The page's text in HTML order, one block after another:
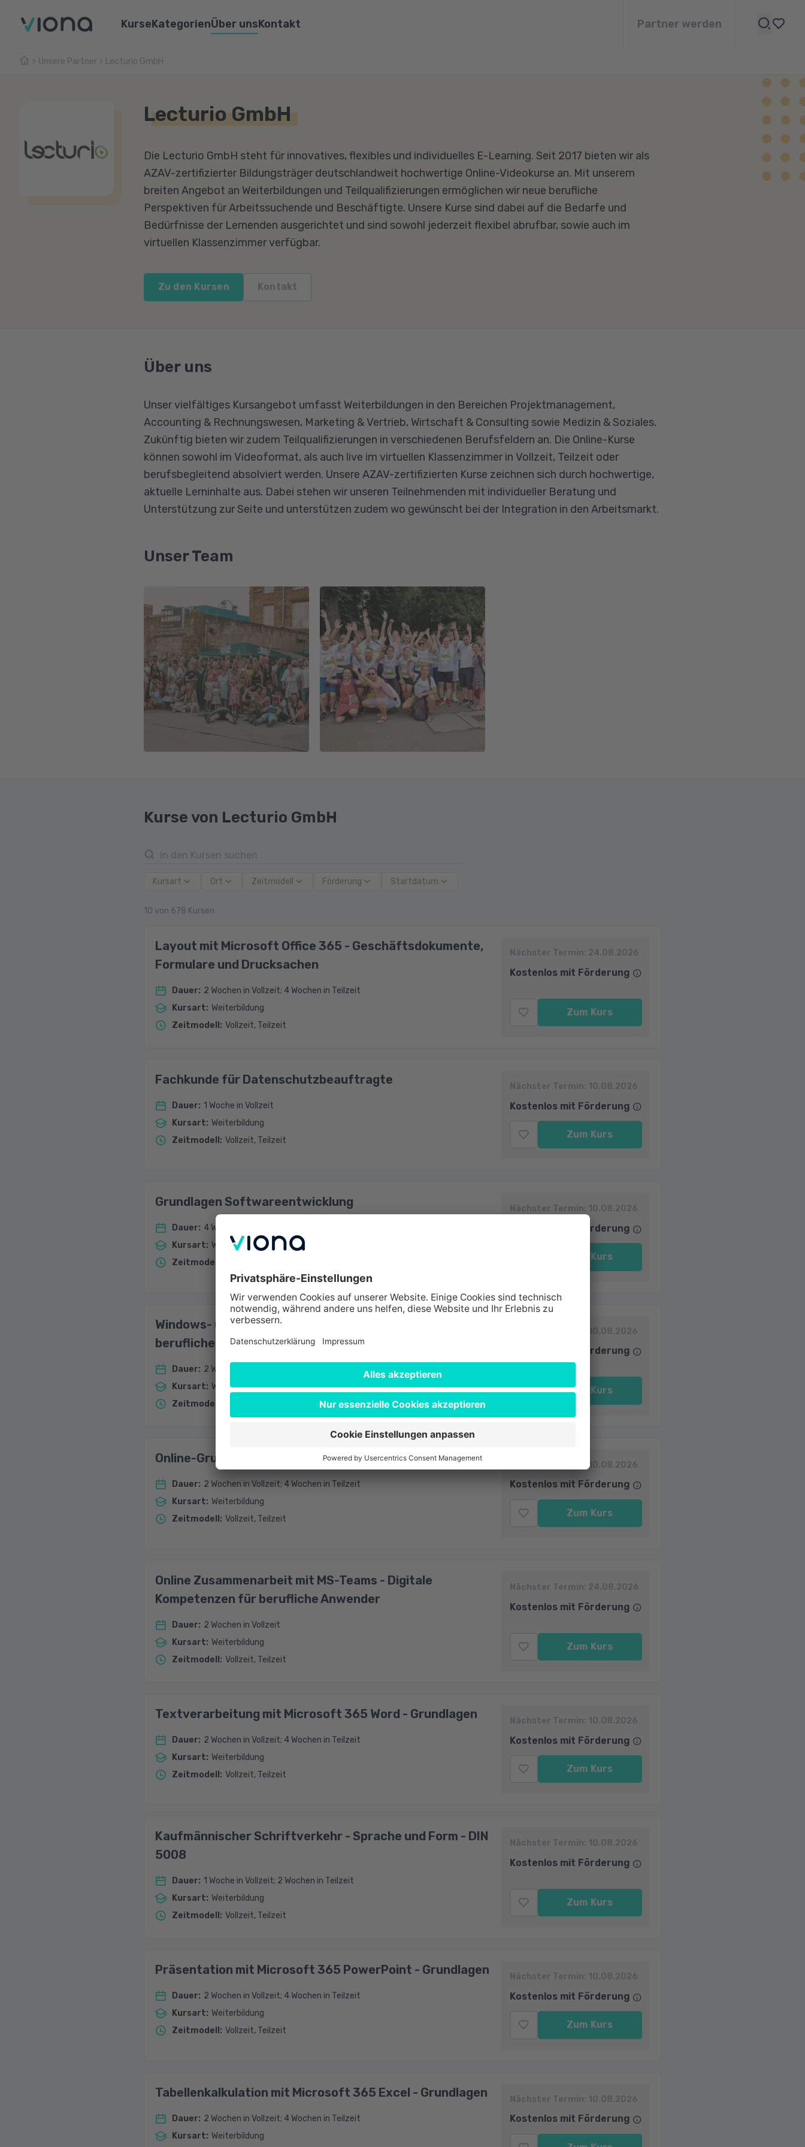
Kurse
Umschulungen
Alle Kurse
Kategorien
Marketing & Vertrieb
Sprachen Alle Kategorien
Über uns
Lernen mit Viona
Kontakt Partner werden
Unsere Partner Lecturio GmbH
Lecturio GmbH
Die Lecturio GmbH steht für innovatives, flexibles und individuelles E-Learning. Seit 2017 bieten wir als
AZAV-zertifizierter Bildungsträger deutschlandweit hochwertige Online-Videokurse an. Mit unserem
breiten Angebot an Weiterbildungen und Teilqualifizierungen ermöglichen wir neue berufliche
Perspektiven für Arbeitssuchende und Beschäftigte. Unsere Kurse sind dabei auf die Bedarfe und
Bedürfnisse der Lernenden ausgerichtet und sind sowohl jederzeit flexibel abrufbar, sowie auch im
virtuellen Klassenzimmer verfügbar.
Zu den Kursen Kontakt
Über uns
Unser vielfältiges Kursangebot umfasst Weiterbildungen in den Bereichen Projektmanagement,
Accounting & Rechnungswesen, Marketing & Vertrieb, Wirtschaft & Consulting sowie Medizin & Soziales.
Zukünftig bieten wir zudem Teilqualifizierungen in verschiedenen Berufsfeldern an. Die Online-Kurse
können sowohl im Videoformat, als auch live im virtuellen Klassenzimmer in Vollzeit, Teilzeit oder
berufsbegleitend absolviert werden. Unsere AZAV-zertifizierten Kurse zeichnen sich durch hochwertige,
aktuelle Lerninhalte aus. Dabei stehen wir unseren Teilnehmenden mit individueller Beratung und
Unterstützung zur Seite und unterstützen zudem wo gewünscht bei der Integration in den Arbeitsmarkt.
Unser Team
Kurse von Lecturio GmbH
Kursart Ort Zeitmodell Förderung Startdatum
10 von 678 Kursen
Layout mit Microsoft Office 365 - Geschäftsdokumente,
Formulare und Drucksachen
Dauer: 2 Wochen in Vollzeit; 4 Wochen in Teilzeit
Kursart: Weiterbildung
Zeitmodell : Vollzeit, Teilzeit
Nächster Termin: 24.08.2026
Kostenlos mit Förderung
Zum Kurs
Fachkunde für Datenschutzbeauftragte
Dauer: 1 Woche in Vollzeit
Kursart: Weiterbildung
Zeitmodell : Vollzeit, Teilzeit
Nächster Termin: 10.08.2026
Kostenlos mit Förderung
Zum Kurs
Grundlagen Softwareentwicklung
Dauer: 4 Wochen in Vollzeit
Kursart: Weiterbildung
Zeitmodell
Nächster Termin: 10.08.2026
Kostenlos mit Förderung
Zum Kurs
Windows- und PC-Grundlagen - Computerkurs für
berufliche Anwender
Dauer: 2 Wochen in Vollzeit; 4 Wochen in Teilzeit
Kursart: Weiterbildung
Zeitmodell
10.08.2026
Kostenlos mit Förderung
Zum Kurs
Online-Grundlagen (Browser und Microsoft 365 Outlook)
Dauer: 2 Wochen in Vollzeit; 4 Wochen in Teilzeit
Kursart: Weiterbildung
Zeitmodell : Vollzeit, Teilzeit
10.08.2026
Kostenlos mit Förderung
Zum Kurs
Online Zusammenarbeit mit MS-Teams - Digitale
Kompetenzen für berufliche Anwender
Dauer: 2 Wochen in Vollzeit
Kursart: Weiterbildung
Zeitmodell : Vollzeit, Teilzeit
Nächster Termin: 24.08.2026
Kostenlos mit Förderung
Zum Kurs
Textverarbeitung mit Microsoft 365 Word - Grundlagen
Dauer: 2 Wochen in Vollzeit; 4 Wochen in Teilzeit
Kursart: Weiterbildung
Zeitmodell : Vollzeit, Teilzeit
Nächster Termin: 10.08.2026
Kostenlos mit Förderung
Zum Kurs
Kaufmännischer Schriftverkehr - Sprache und Form - DIN
5008
Dauer: 1 Woche in Vollzeit; 2 Wochen in Teilzeit
Kursart: Weiterbildung
Zeitmodell : Vollzeit, Teilzeit
Nächster Termin: 10.08.2026
Kostenlos mit Förderung
Zum Kurs
Präsentation mit Microsoft 365 PowerPoint - Grundlagen
Dauer: 2 Wochen in Vollzeit; 4 Wochen in Teilzeit
Kursart: Weiterbildung
Zeitmodell : Vollzeit, Teilzeit
Nächster Termin: 10.08.2026
Kostenlos mit Förderung
Zum Kurs
Tabellenkalkulation mit Microsoft 365 Excel - Grundlagen
Dauer: 2 Wochen in Vollzeit; 4 Wochen in Teilzeit
Kursart: Weiterbildung
Nächster Termin: 10.08.2026
Kostenlos mit Förderung